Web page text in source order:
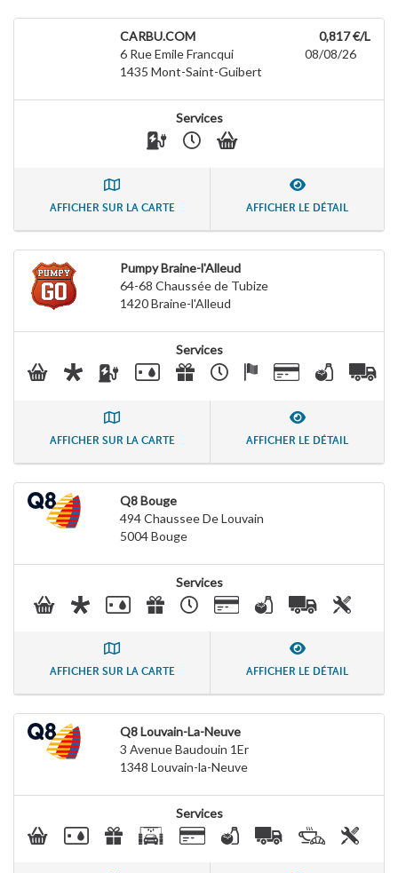
CARBU.COM
6 Rue Emile Francqui
1435 Mont-Saint-Guibert
0,817 €/L
08/08/26
Services
AFFICHER SUR LA CARTE AFFICHER LE DÉTAIL
Pumpy Braine-l'Alleud
64-68 Chaussée de Tubize
1420Braine-l'Alleud
Services
AFFICHER SUR LA CARTE AFFICHER LE DÉTAIL
Q8 Bouge
494 Chaussee De Louvain
5004Bouge
Services
AFFICHER SUR LA CARTE AFFICHER LE DÉTAIL
Q8 Louvain-La-Neuve
3 Avenue Baudouin 1Er
1348 Louvain-la-Neuve
Services